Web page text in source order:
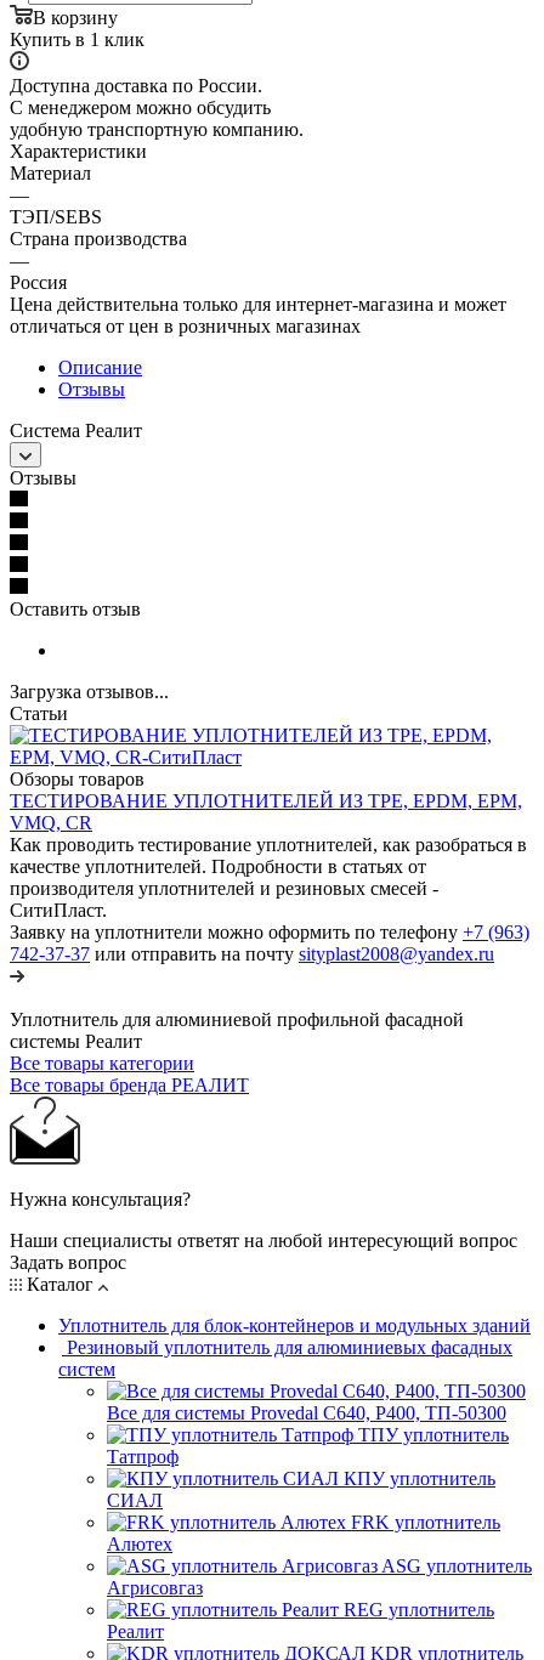
В корзину
Купить в 1 клик
Доступна доставка по России.
С менеджером можно обсудить
удобную транспортную компанию.
Характеристики
Материал
—
ТЭП/SEBS
Страна производства
—
Россия
Цена действительна только для интернет-магазина и может
отличаться от цен в розничных магазинах
Описание
Отзывы
Система Реалит
Отзывы
Оставить отзыв
Загрузка отзывов...
Статьи
Обзоры товаров
ТЕСТИРОВАНИЕ УПЛОТНИТЕЛЕЙ ИЗ TPE, EPDM, EPM,
VMQ, CR
Как проводить тестирование уплотнителей, как разобраться в
качестве уплотнителей. Подробности в статьях от
производителя уплотнителей и резиновых смесей -
СитиПласт.
Заявку на уплотнители можно оформить по телефону +7 (963)
742-37-37 или отправить на почту sityplast2008@yandex.ru
Уплотнитель для алюминиевой профильной фасадной
системы Реалит
Все товары категории
Все товары бренда РЕАЛИТ
Нужна консультация?
Наши специалисты ответят на любой интересующий вопрос
Задать вопрос
Каталог
Уплотнитель для блок-контейнеров и модульных зданий
Резиновый уплотнитель для алюминиевых фасадных
систем
Все для системы Provedal С640, Р400, ТП-50300
ТПУ уплотнитель
Татпроф
КПУ уплотнитель
СИАЛ
FRK уплотнитель
Алютех
ASG уплотнитель
Агрисовгаз
REG уплотнитель
Реалит
KDR уплотнитель